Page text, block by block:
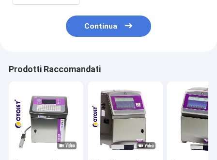
Continua
Prodotti Raccomandati